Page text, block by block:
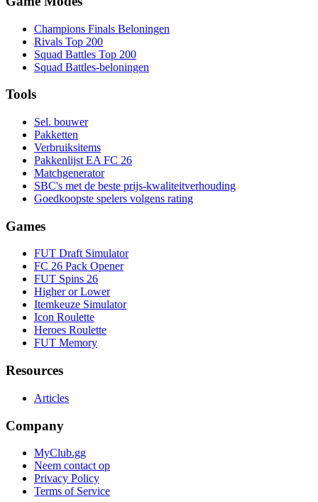
Champions Finals Beloningen
Rivals Top 200
Squad Battles Top 200
Squad Battles-beloningen
Tools
Sel. bouwer
Pakketten
Verbruiksitems
Pakkenlijst EA FC 26
Matchgenerator
SBC's met de beste prijs-kwaliteitverhouding
Goedkoopste spelers volgens rating
Games
FUT Draft Simulator
FC 26 Pack Opener
FUT Spins 26
Higher or Lower
Itemkeuze Simulator
Icon Roulette
Heroes Roulette
FUT Memory
Resources
Articles
Company
MyClub.gg
Neem contact op
Privacy Policy
Terms of Service